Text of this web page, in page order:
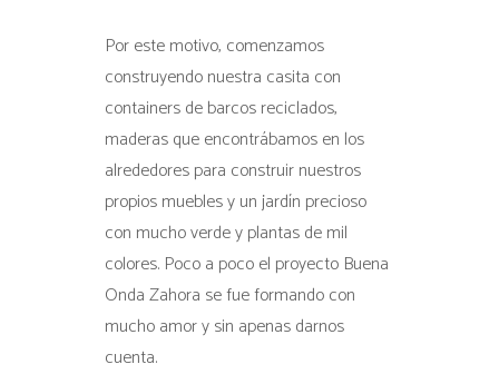
Por este motivo, comenzamos
construyendo nuestra casita con
containers de barcos reciclados,
maderas que encontrábamos en los
alrededores para construir nuestros
propios muebles y un jardín precioso
con mucho verde y plantas de mil
colores. Poco a poco el proyecto Buena
Onda Zahora se fue formando con
mucho amor y sin apenas darnos
cuenta.